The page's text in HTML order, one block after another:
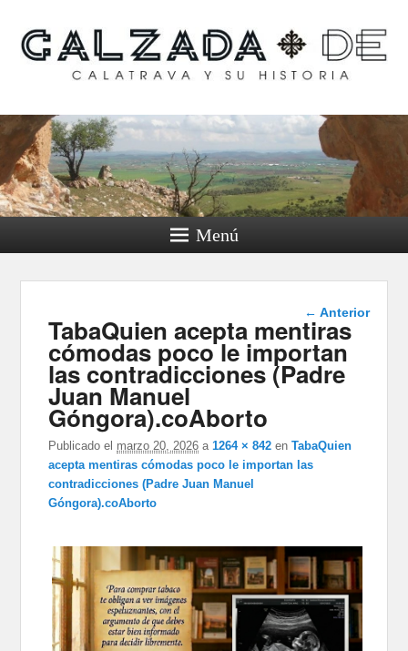
Calzada de Calatrava y
su historia
Menú
Navegador
imágenes
← Anterior
TabaQuien acepta mentiras
cómodas poco le importan
las contradicciones (Padre
Juan Manuel
Góngora).coAborto
Publicado el marzo 20, 2026 a1264 × 842 enTabaQuien
acepta mentiras cómodas poco le importan las
contradicciones (Padre Juan Manuel
Góngora).coAborto